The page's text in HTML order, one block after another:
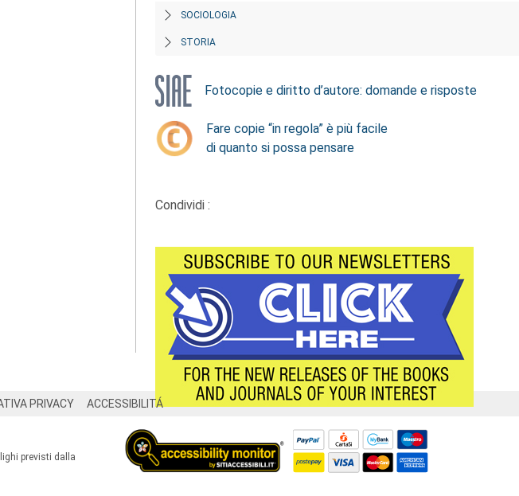
SOCIOLOGIA
STORIA
Fotocopie e diritto d’autore: domande e risposte
Fare copie “in regola” è più facile
di quanto si possa pensare
Condividi :
PRIVACY ACCESSIBILITÁ
previsti dalla